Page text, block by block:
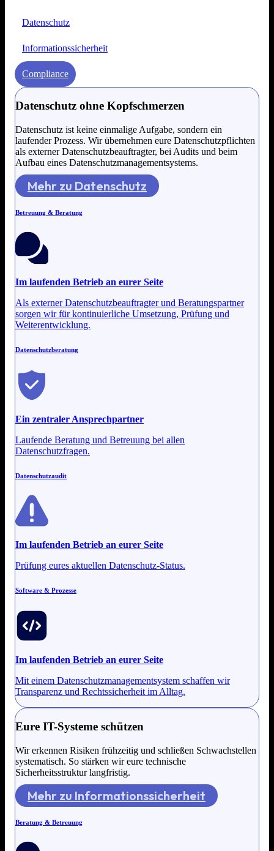
Datenschutz
Informationssicherheit
Compliance
Datenschutz ohne Kopfschmerzen
Datenschutz ist keine einmalige Aufgabe, sondern ein
laufender Prozess. Wir übernehmen eure Datenschutzpflichten
als externer Datenschutzbeauftragter, bei Audits und beim
Aufbau eines Datenschutzmanagementsystems.
Mehr zu Datenschutz
Betreuung & Beratung
Im laufenden Betrieb an eurer Seite
Als externer Datenschutzbeauftragter und Beratungspartner
sorgen wir für kontinuierliche Umsetzung, Prüfung und
Weiterentwicklung.
Datenschutzberatung
Ein zentraler Ansprechpartner
Laufende Beratung und Betreuung bei allen
Datenschutzfragen.
Datenschutzaudit
Im laufenden Betrieb an eurer Seite
Prüfung eures aktuellen Datenschutz-Status.
Software & Prozesse
Im laufenden Betrieb an eurer Seite
Mit einem Datenschutzmanagementsystem schaffen wir
Transparenz und Rechtssicherheit im Alltag.
Eure IT-Systeme schützen
Wir erkennen Risiken frühzeitig und schließen Schwachstellen
systematisch. So stärken wir eure technische
Sicherheitsstruktur langfristig.
Mehr zu Informationssicherheit
Beratung & Betreuung